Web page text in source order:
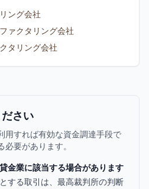
ング会社
ァクタリング会社
タリング会社
さい
用すれば有効な資金調達手段で
要があります。
金業に該当する場合があります
する取引は、最高裁判所の判断